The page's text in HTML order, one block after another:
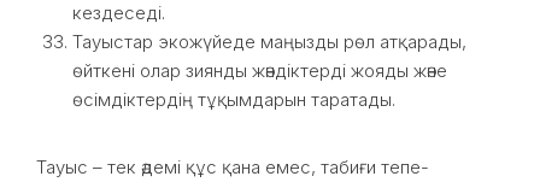
кездеседі.
Тауыстар экожүйеде маңызды рөл атқарады,
өйткені олар зиянды жәндіктерді жояды және
өсімдіктердің тұқымдарын таратады.
Тауыс – тек әдемі құс қана емес, табиғи тепе-